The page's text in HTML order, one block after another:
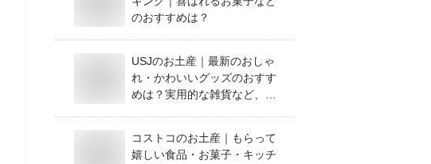
のおすすめは？
USJのお土産｜最新のおしゃ
れ・かわいいグッズのおすす
めは？実用的な雑貨など、お
コストコのお土産｜もらって
嬉しい食品・お菓子・キッチ